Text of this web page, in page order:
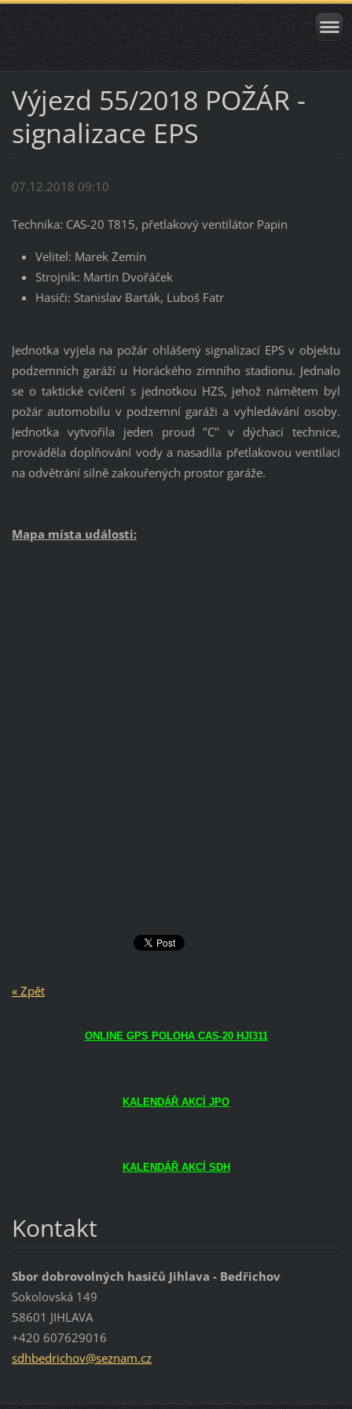
Výjezd 55/2018 POŽÁR -
signalizace EPS
07.12.2018 09:10
Technika: CAS-20 T815, přetlakový ventilátor Papin
Velitel: Marek Zemín
Strojník: Martin Dvořáček
Hasiči: Stanislav Barták, Luboš Fatr
Jednotka vyjela na požár ohlášený signalizací EPS v objektu
podzemních garáží u Horáckého zimního stadionu. Jednalo
se o taktické cvičení s jednotkou HZS, jehož námětem byl
požár automobilu v podzemní garáži a vyhledávání osoby.
Jednotka vytvořila jeden proud "C" v dýchací technice,
prováděla doplňování vody a nasadila přetlakovou ventilaci
na odvětrání silně zakouřených prostor garáže.
Mapa místa události:
« Zpět
ONLINE GPS POLOHA CAS-20 HJI311
KALENDÁŘ AKCÍ JPO
KALENDÁŘ AKCÍ SDH
Kontakt
Sbor dobrovolných hasičů Jihlava - Bedřichov
Sokolovská 149
58601 JIHLAVA
+420 607629016
sdhbedrichov@seznam.cz